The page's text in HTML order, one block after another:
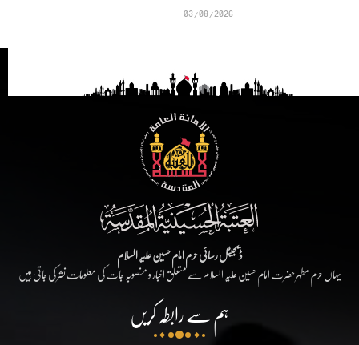
03/08/2026
ڈیجیٹل رسائی حرم امام حسین علیہ السلام
یہاں حرم مطہر حضرت امام حسین علیہ السلام سے متعلق اخبار و منصوبہ جات کی معلومات نشر کی جاتی ہیں
ہم سے رابطہ کریں